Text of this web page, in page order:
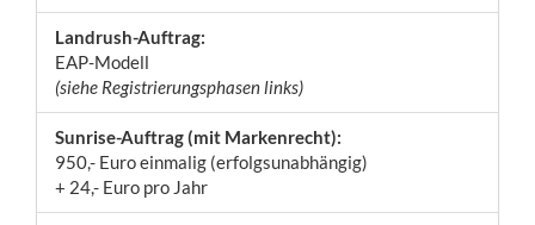
Landrush-Auftrag:
EAP-Modell
(siehe Registrierungsphasen links)
Sunrise-Auftrag (mit Markenrecht):
950,- Euro einmalig (erfolgsunabhängig)
+ 24,- Euro pro Jahr